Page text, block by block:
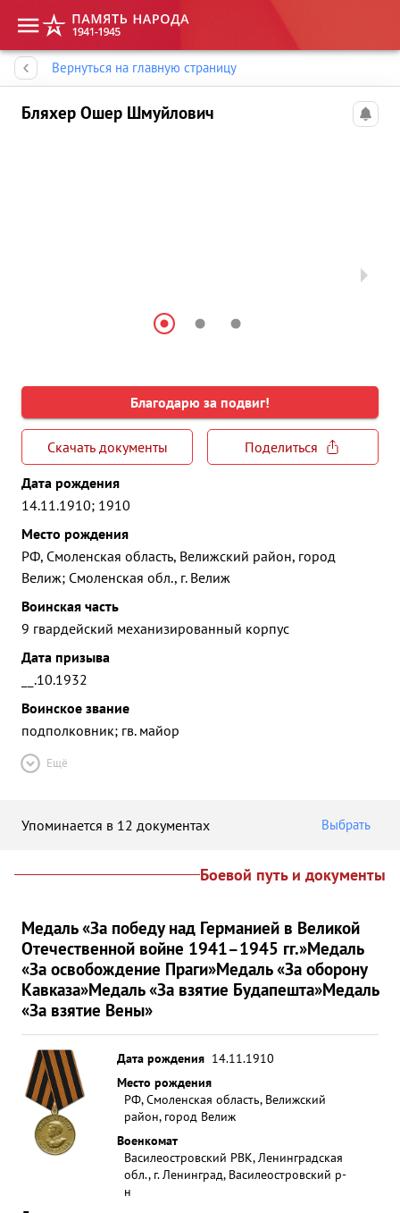
Вернуться на главную страницу
Бляхер Ошер Шмуйлович
Благодарю за подвиг!
Скачать документы
Поделиться
Дата рождения
14.11.1910; 1910
Место рождения
РФ, Смоленская область, Велижский район, город
Велиж; Смоленская обл., г. Велиж
Воинская часть
9 гвардейский механизированный корпус
Дата призыва
__.10.1932
Воинское звание
подполковник; гв. майор
Ещё
Упоминается в 12 документах Выбрать
Боевой путь и документы
Медаль «За победу над Германией в Великой
Отечественной войне 1941–1945 гг.»Медаль
«За освобождение Праги»Медаль «За оборону
Кавказа»Медаль «За взятие Будапешта»Медаль
«За взятие Вены»
Дата рождения 14.11.1910
Место рождения
РФ, Смоленская область, Велижский
район, город Велиж
Военкомат
Василеостровский РВК, Ленинградская
обл., г. Ленинград, Василеостровский р-
н
Память народа